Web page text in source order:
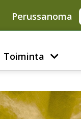
Perussanoma
Toiminta